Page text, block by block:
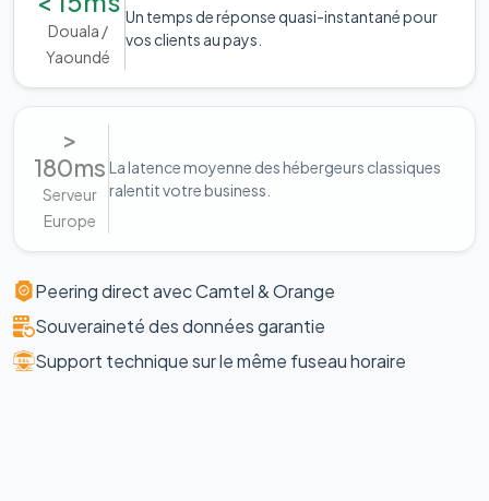
Douala /
Yaoundé
Un temps de réponse quasi-instantané pour
vos clients au pays.
>
180ms
Serveur
Europe
La latence moyenne des hébergeurs classiques
ralentit votre business.
Peering direct avec Camtel & Orange
Souveraineté des données garantie
Support technique sur le même fuseau horaire